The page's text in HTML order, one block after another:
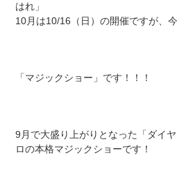
はれ」
10月は10/16（日）の開催ですが、
「マジックショー」です！！！
9月で大盛り上がりとなった「ダイ
ロの本格マジックショーです！